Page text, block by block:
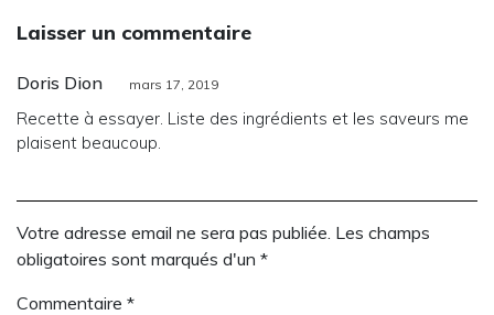
Laisser un commentaire
Doris Dion mars 17, 2019
Recette à essayer. Liste des ingrédients et les saveurs me
plaisent beaucoup.
Votre adresse email ne sera pas publiée. Les champs
obligatoires sont marqués d'un *
Commentaire *